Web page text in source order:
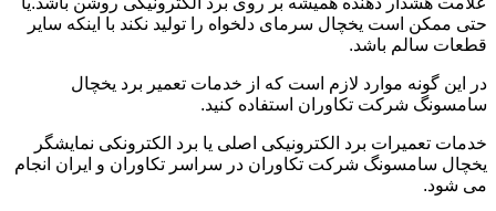
حتی ممکن است یخچال سرمای دلخواه را تولید نکند با اینکه سایر
قطعات سالم باشد.
در این گونه موارد لازم است که از خدمات تعمیر برد یخچال
سامسونگ شرکت تکاوران استفاده کنید.
خدمات تعمیرات برد الکترونیکی اصلی یا برد الکترونکی نمایشگر
یخچال سامسونگ شرکت تکاوران در سراسر تکاوران و ایران انجام
می شود.